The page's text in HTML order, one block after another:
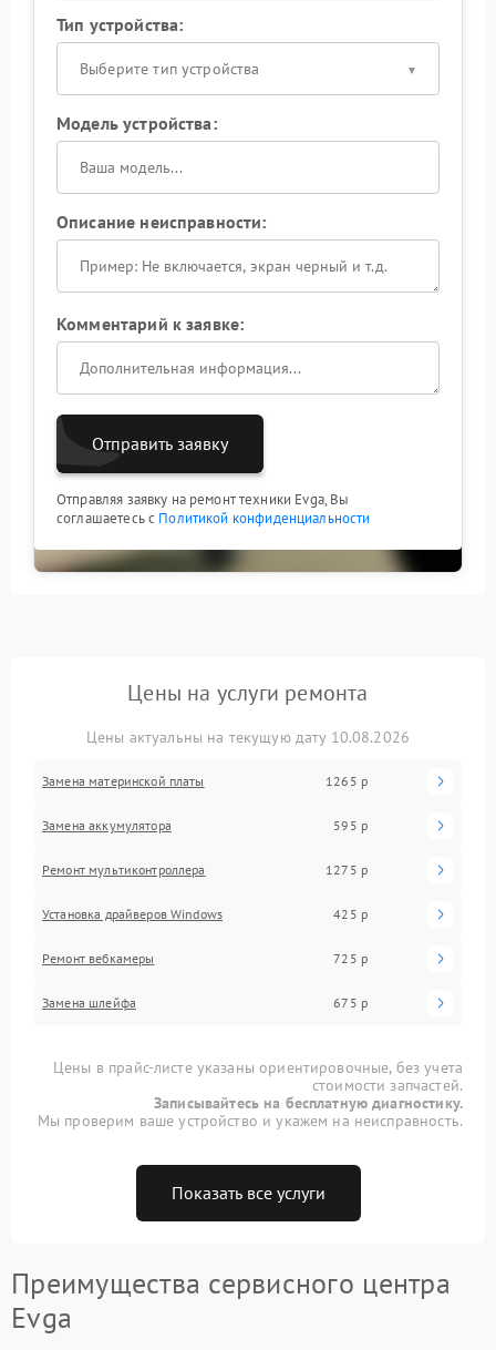
Тип устройства:
Выберите тип устройства
Модель устройства:
Описание неисправности:
Комментарий к заявке:
Отправить заявку
Отправляя заявку на ремонт техники Evga, Вы
соглашаетесь с Политикой конфиденциальности
Цены на услуги ремонта
Цены актуальны на текущую дату 10.08.2026
Замена материнской платы 1265 р
Замена аккумулятора 595 р
Ремонт мультиконтроллера 1275 р
Установка драйверов Windows 425 р
Ремонт вебкамеры 725 р
Замена шлейфа 675 р
Цены в прайс-листе указаны ориентировочные, без учета
стоимости запчастей.
Записывайтесь на бесплатную диагностику.
Мы проверим ваше устройство и укажем на неисправность.
Показать все услуги
Преимущества сервисного центра
Evga